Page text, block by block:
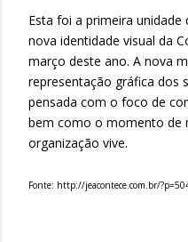
Esta foi a primeira
nova identidade visual da
março deste ano. A nova
representação gráfica dos
pensada com o foco de
bem como o momento de
organização vive.
Fonte: http://jeacontece.com.br/